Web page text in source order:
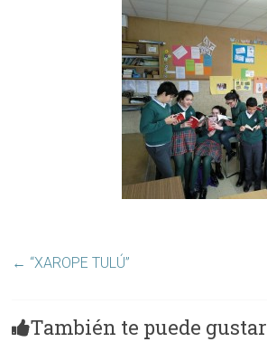
← “XAROPE TULÚ”
También te puede gustar